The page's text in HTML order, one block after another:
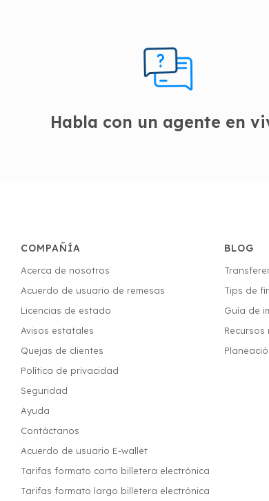
Habla con un agente en
COMPAÑÍA
Acerca de nosotros
Acuerdo de usuario de remesas
Licencias de estado
Avisos estatales
Quejas de clientes
Política de privacidad
Seguridad
Ayuda
Contáctanos
Acuerdo de usuario E-wallet
Tarifas formato corto billetera electrónica
Tarifas formato largo billetera electrónica
BLOG
Tips de
Guía de